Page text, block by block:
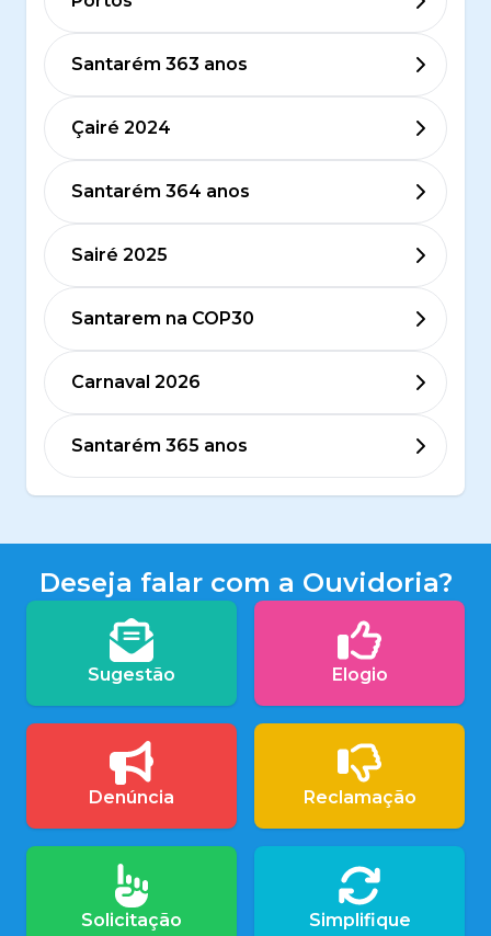
Santarém 363 anos
Çairé 2024
Santarém 364 anos
Sairé 2025
Santarem na COP30
Carnaval 2026
Santarém 365 anos
Deseja falar com a Ouvidoria?
Sugestão Elogio
Denúncia Reclamação
Solicitação Simplifique